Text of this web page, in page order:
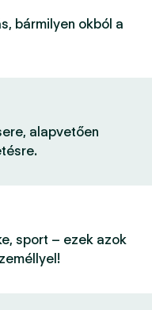
bármilyen okból a
alapvetően
sport – ezek azok